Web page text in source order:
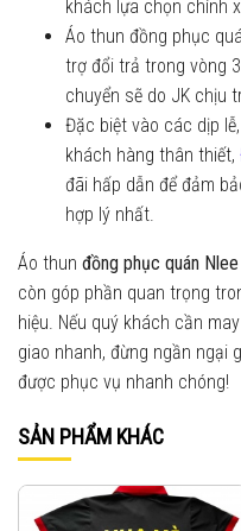
khách lựa chọn chính
Áo thun đồng phục
trợ đổi trả trong vòng
chuyển sẽ do JK chịu
Đặc biệt vào các dịp
khách hàng thân thiết,
đãi hấp dẫn để đảm
hợp lý nhất.
Áo thun đồng phục quán
còn góp phần quan trọng
hiệu. Nếu quý khách cần
giao nhanh, đừng ngần ngại
được phục vụ nhanh chóng!
SẢN PHẨM KHÁC